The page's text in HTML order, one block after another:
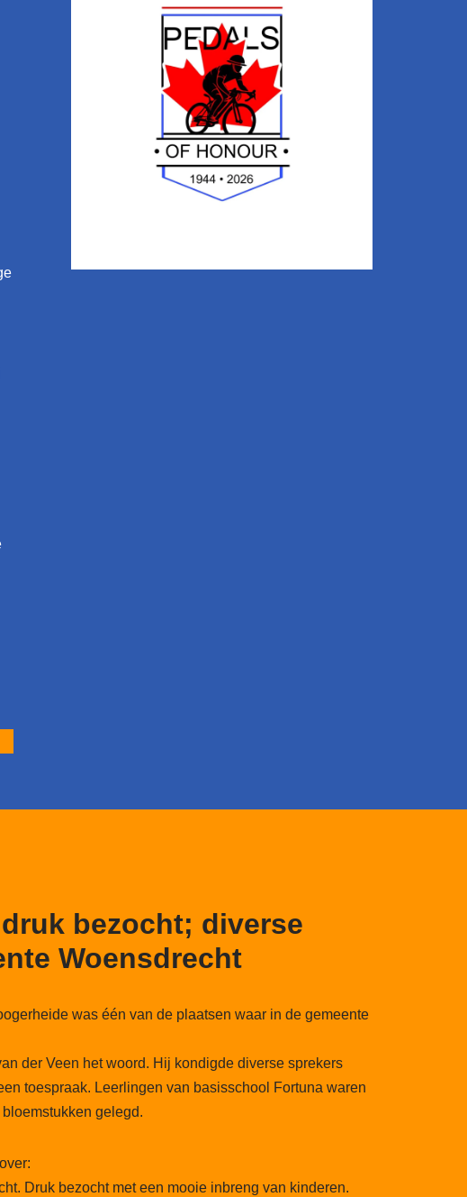
bezocht; diverse
Woensdrecht
was één van de plaatsen waar in de gemeente
der Veen het woord. Hij kondigde diverse sprekers
toespraak. Leerlingen van basisschool Fortuna waren
gelegd.
Druk bezocht met een mooie inbreng van kinderen.